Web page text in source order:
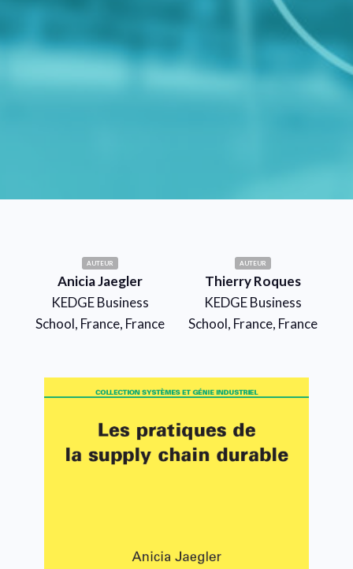
AUTEUR
Anicia Jaegler
KEDGE Business
School, France, France
AUTEUR
Thierry Roques
KEDGE Business
School, France, France